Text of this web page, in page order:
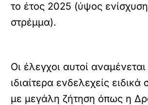
το έτος 2025 (ύψος
στρέμμα).
Οι έλεγχοι αυτοί αναμένεται
ιδιαίτερα ενδελεχείς ειδικά
με μεγάλη ζήτηση όπως η